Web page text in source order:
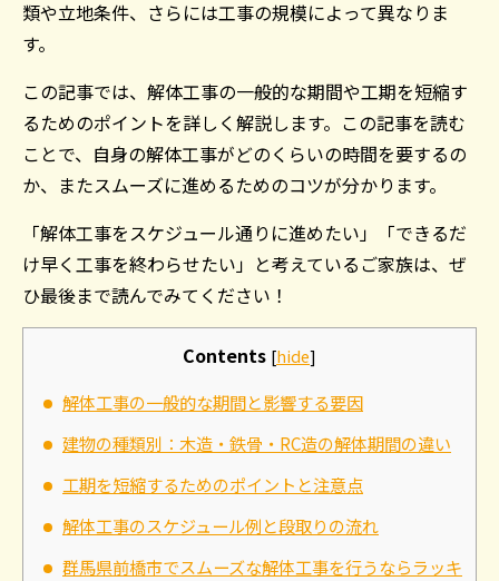
類や立地条件、さらには工事の規模によって異なりま
す。
この記事では、解体工事の一般的な期間や工期を短縮す
るためのポイントを詳しく解説します。この記事を読む
ことで、自身の解体工事がどのくらいの時間を要するの
か、またスムーズに進めるためのコツが分かります。
「解体工事をスケジュール通りに進めたい」「できるだ
け早く工事を終わらせたい」と考えているご家族は、ぜ
ひ最後まで読んでみてください！
Contents [hide]
解体工事の一般的な期間と影響する要因
建物の種類別：木造・鉄骨・RC造の解体期間の違い
工期を短縮するためのポイントと注意点
解体工事のスケジュール例と段取りの流れ
群馬県前橋市でスムーズな解体工事を行うならラッキ